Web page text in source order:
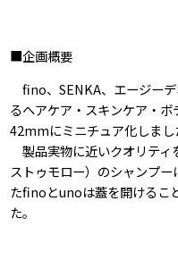
■企画概要
fino、SENKA、エージー
るヘアケア・スキンケア・
42mmにミニチュア化しまし
製品実物に近いクオリティ
ストゥモロー）のシャンプ
たfinoとunoは蓋を開けるこ
た。